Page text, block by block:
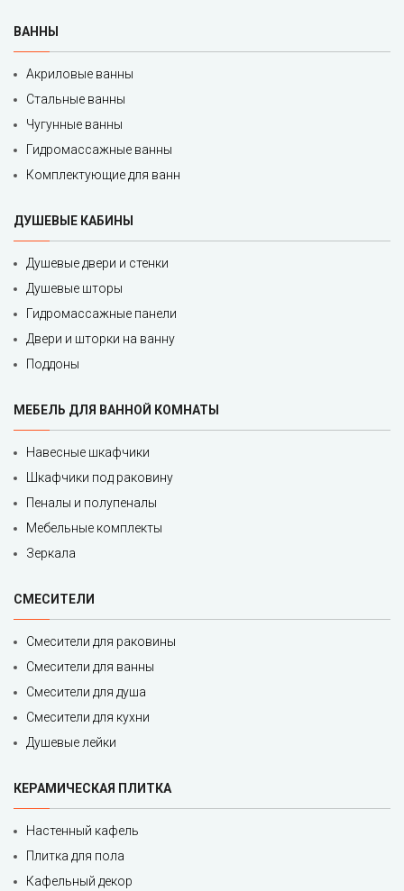
ВАННЫ
Акриловые ванны
Стальные ванны
Чугунные ванны
Гидромассажные ванны
Комплектующие для ванн
ДУШЕВЫЕ КАБИНЫ
Душевые двери и стенки
Душевые шторы
Гидромассажные панели
Двери и шторки на ванну
Поддоны
МЕБЕЛЬ ДЛЯ ВАННОЙ КОМНАТЫ
Навесные шкафчики
Шкафчики под раковину
Пеналы и полупеналы
Мебельные комплекты
Зеркала
СМЕСИТЕЛИ
Смесители для раковины
Смесители для ванны
Смесители для душа
Смесители для кухни
Душевые лейки
КЕРАМИЧЕСКАЯ ПЛИТКА
Настенный кафель
Плитка для пола
Кафельный декор